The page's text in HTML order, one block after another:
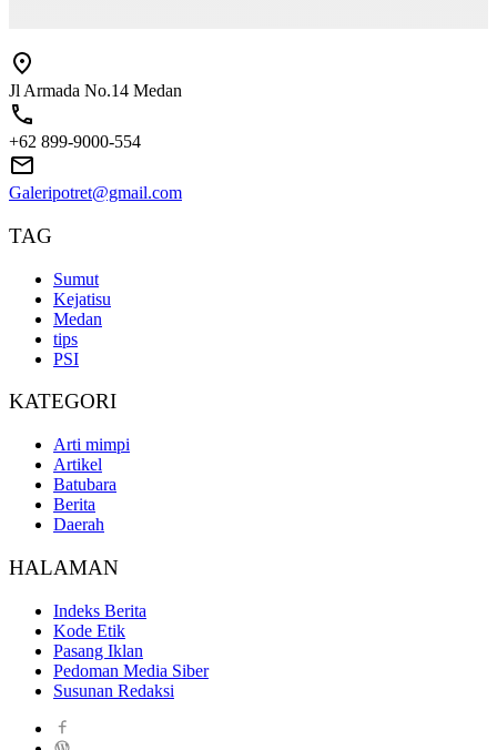
Jl Armada No.14 Medan
+62 899-9000-554
Galeripotret@gmail.com
TAG
Sumut
Kejatisu
Medan
tips
PSI
KATEGORI
Arti mimpi
Artikel
Batubara
Berita
Daerah
HALAMAN
Indeks Berita
Kode Etik
Pasang Iklan
Pedoman Media Siber
Susunan Redaksi